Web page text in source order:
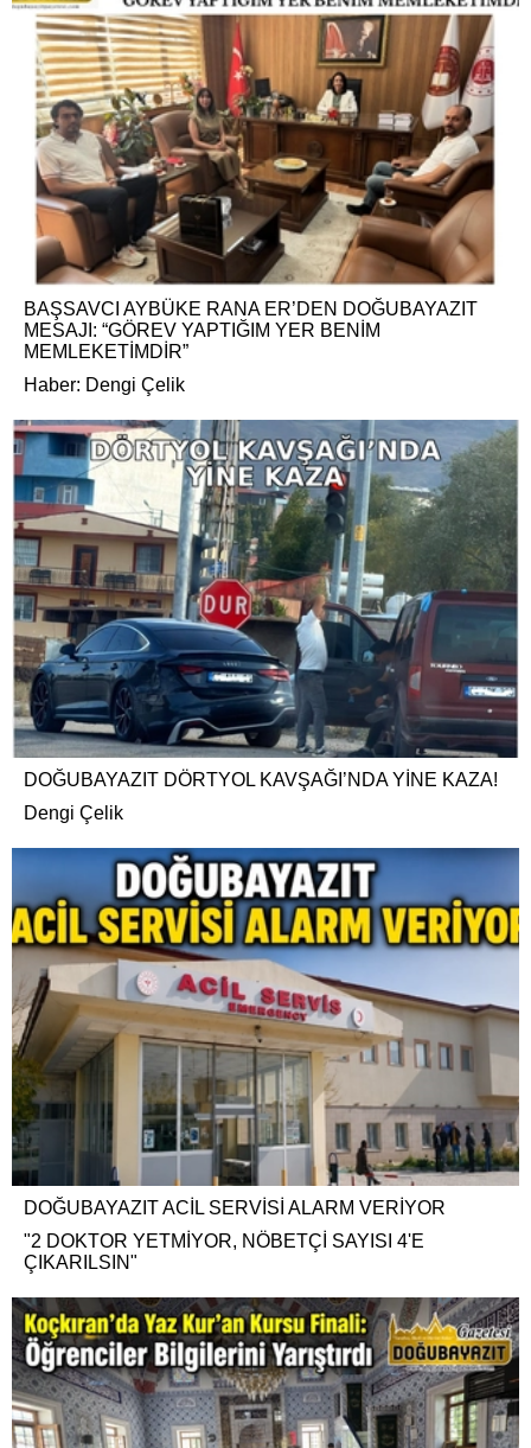
BAŞSAVCI AYBÜKE RANA ER’DEN DOĞUBAYAZIT
MESAJI: “GÖREV YAPTIĞIM YER BENİM
MEMLEKETİMDİR”
Haber: Dengi Çelik
DOĞUBAYAZIT DÖRTYOL KAVŞAĞI’NDA YİNE KAZA!
Dengi Çelik
DOĞUBAYAZIT ACİL SERVİSİ ALARM VERİYOR
"2 DOKTOR YETMİYOR, NÖBETÇİ SAYISI 4'E
ÇIKARILSIN"